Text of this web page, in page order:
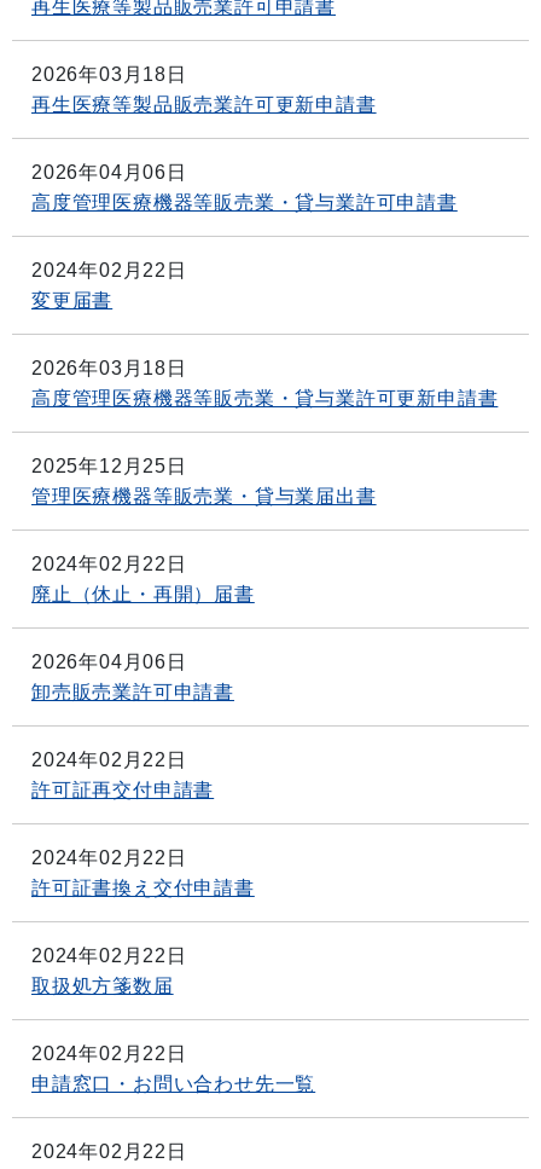
再生医療等製品販売業許可申請書
2026年03月18日
再生医療等製品販売業許可更新申請書
2026年04月06日
高度管理医療機器等販売業・貸与業許可申請書
2024年02月22日
変更届書
2026年03月18日
高度管理医療機器等販売業・貸与業許可更新申請書
2025年12月25日
管理医療機器等販売業・貸与業届出書
2024年02月22日
廃止（休止・再開）届書
2026年04月06日
卸売販売業許可申請書
2024年02月22日
許可証再交付申請書
2024年02月22日
許可証書換え交付申請書
2024年02月22日
取扱処方箋数届
2024年02月22日
申請窓口・お問い合わせ先一覧
2024年02月22日